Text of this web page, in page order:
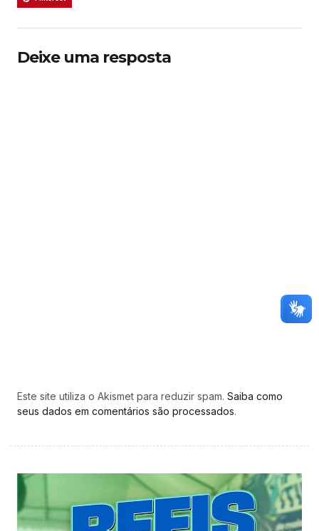
Deixe uma resposta
Este site utiliza o Akismet para reduzir spam. Saiba como
seus dados em comentários são processados.